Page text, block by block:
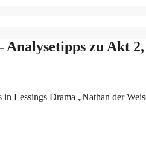
Analysetipps zu Akt
Lessings Drama „Nathan der